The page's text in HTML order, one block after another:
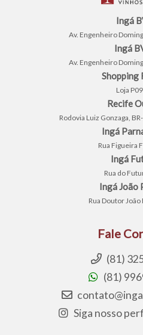
Ingá
Av. Engenheiro
Ingá
Av. Engenheiro
Shopping
Loja
Recife
Rodovia Luiz Gonzaga,
Ingá
Rua Figueira
Ingá
Rua do
Ingá João
Rua Doutor João
Fale
(81)
(81)
Siga nosso